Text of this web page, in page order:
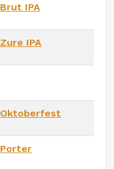
Brut IPA
Zure IPA
Oktoberfest
Porter